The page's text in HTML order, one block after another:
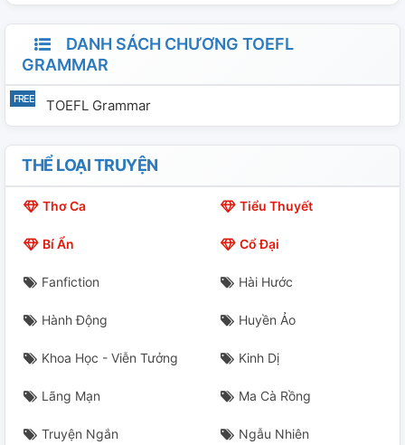
DANH SÁCH CHƯƠNG TOEFL
GRAMMAR
TOEFL Grammar
THỂ LOẠI TRUYỆN
Thơ Ca Tiểu Thuyết
Bí Ẩn Cổ Đại
Fanfiction Hài Hước
Hành Động Huyền Ảo
Khoa Học - Viễn Tưởng Kinh Dị
Lãng Mạn Ma Cà Rồng
Truyện Ngắn Ngẫu Nhiên